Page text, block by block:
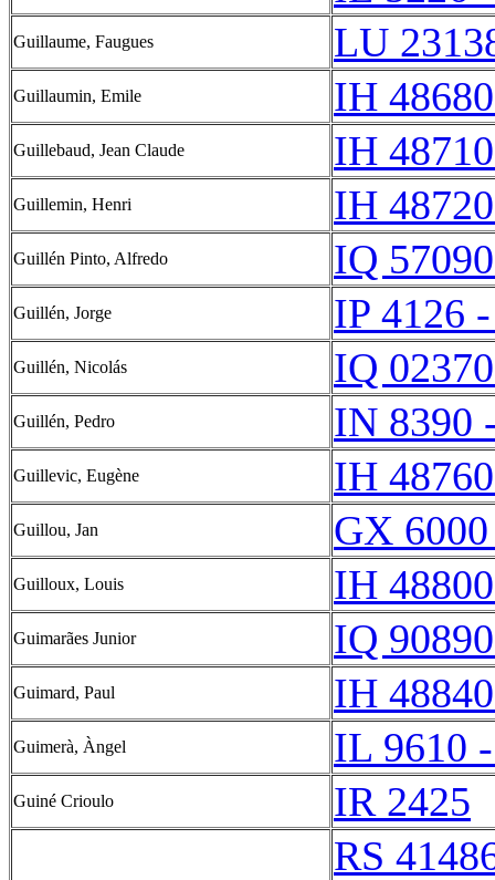
Guillaume, Faugues LU
Guillaumin, Emile IH
Guillebaud, Jean Claude IH
Guillemin, Henri IH
Guillén Pinto, Alfredo IQ
Guillén, Jorge IP 4126
Guillén, Nicolás IQ
Guillén, Pedro IN 8390
Guillevic, Eugène IH
Guillou, Jan GX
Guilloux, Louis IH
Guimarães Junior IQ
Guimard, Paul IH
Guimerà, Àngel IL 9610
Guiné Crioulo
IR 2425
RS